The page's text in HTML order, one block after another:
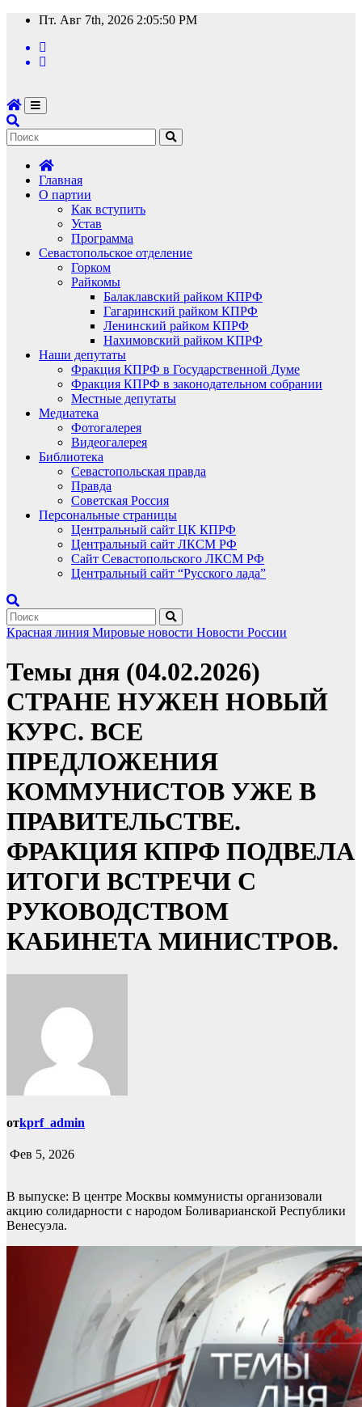
Перейти
содержимому
Пт. Авг 7th, 2026 2:05:51 PM
Главная
О партии
Как вступить
Устав
Программа
Севастопольское отделение
Горком
Райкомы
Балаклавский райком КПРФ
Гагаринский райком КПРФ
Ленинский райком КПРФ
Нахимовский райком КПРФ
Наши депутаты
Фракция КПРФ в Государственной Думе
Фракция КПРФ в законодательном собрании
Местные депутаты
Медиатека
Фотогалерея
Видеогалерея
Библиотека
Севастопольская правда
Правда
Советская Россия
Персональные страницы
Центральный сайт ЦК КПРФ
Центральный сайт ЛКСМ РФ
Сайт Севастопольского ЛКСМ РФ
Центральный сайт “Русского лада”
Красная линия Мировые новости Новости России
Темы дня (04.02.2026)
СТРАНЕ НУЖЕН НОВЫЙ
КУРС. ВСЕ
ПРЕДЛОЖЕНИЯ
КОММУНИСТОВ УЖЕ В
ПРАВИТЕЛЬСТВЕ.
ФРАКЦИЯ КПРФ ПОДВЕЛА
ИТОГИ ВСТРЕЧИ С
РУКОВОДСТВОМ
КАБИНЕТА МИНИСТРОВ.
отkprf_admin
Фев 5, 2026
В выпуске: В центре Москвы коммунисты организовали
акцию солидарности с народом Боливарианской Республики
Венесуэла.